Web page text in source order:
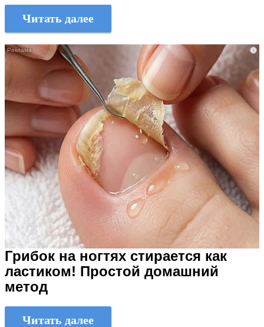
Читать далее
i
Грибок на ногтях стирается как
ластиком! Простой домашний
метод
Читать далее